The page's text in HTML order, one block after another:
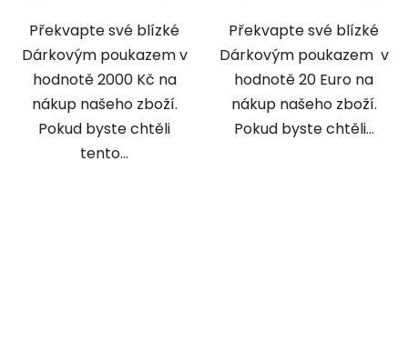
Překvapte své blízké
Dárkovým poukazem v
hodnotě 2000 Kč na
nákup našeho zboží.
Pokud byste chtěli
tento...
Překvapte své blízké
Dárkovým poukazem v
hodnotě 20 Euro na
nákup našeho zboží.
Pokud byste chtěli...